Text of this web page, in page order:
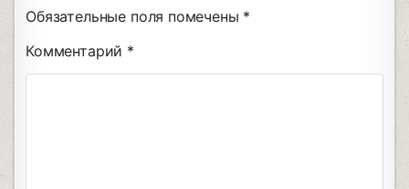
Обязательные поля помечены *
Комментарий *